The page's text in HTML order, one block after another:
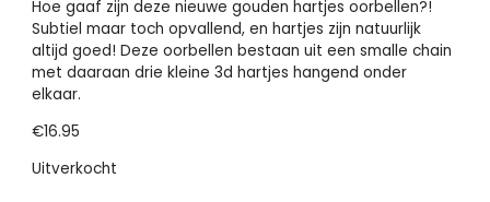
Hoe gaaf zijn deze nieuwe gouden hartjes oorbellen?!
Subtiel maar toch opvallend, en hartjes zijn natuurlijk
altijd goed! Deze oorbellen bestaan uit een smalle chain
met daaraan drie kleine 3d hartjes hangend onder
elkaar.
€16.95
Uitverkocht